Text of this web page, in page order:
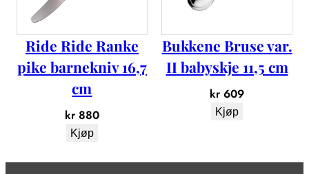
l
Ride Ride Ranke
pike barnekniv 16,7
cm
kr880
Kjøp
Bukkene Bruse var.
II babyskje 11,5 cm
kr 609
Kjøp